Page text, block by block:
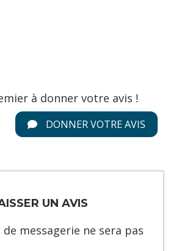
à donner votre avis !
DONNER VOTRE AVIS
UN AVIS
messagerie ne sera pas